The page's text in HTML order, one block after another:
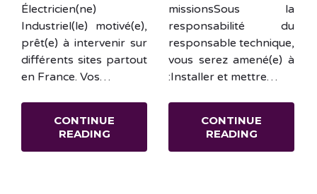
Électricien(ne)
Industriel(le) motivé(e),
prêt(e) à intervenir sur
différents sites partout
en France. Vos…
CONTINUE
READING
missionsSous la
responsabilité du
responsable technique,
vous serez amené(e) à
:Installer et mettre…
CONTINUE
READING